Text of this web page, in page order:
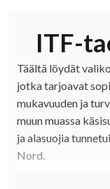
ITF-
Täältä löydät
jotka tarjoavat
mukavuuden ja
muun muassa
ja alasuojia
Nord.